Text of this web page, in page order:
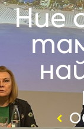
Ние